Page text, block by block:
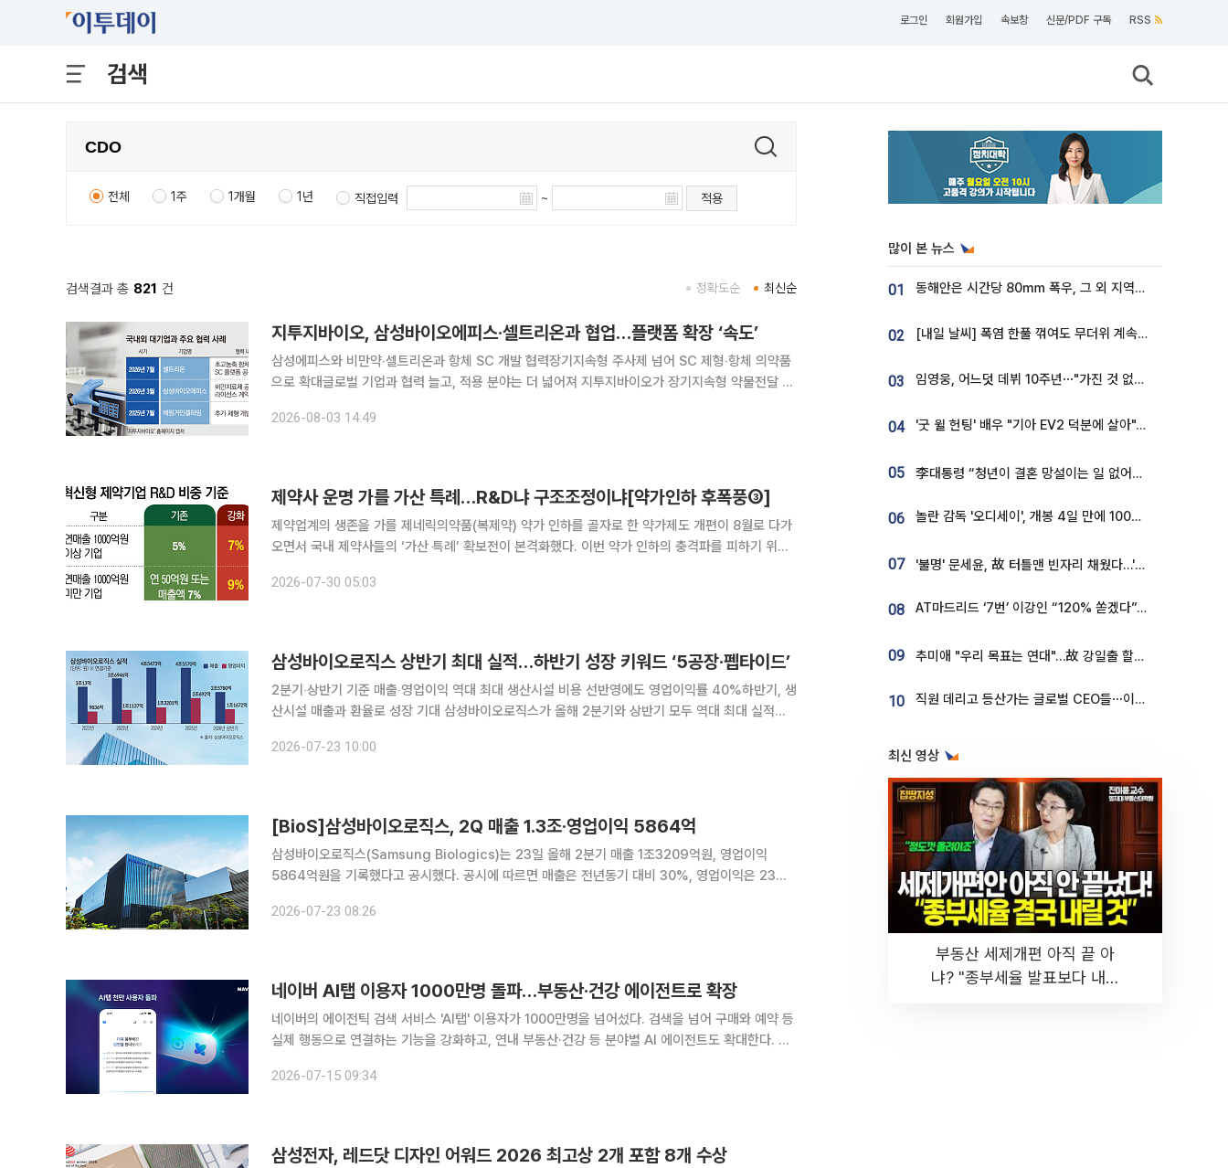
로그인 회원가입 속보창 신문/PDF 구독 RSS
검색
전체 1주 1개월 1년 직접입력 ~ 적용
검색결과 총 821 건 최신순
정확도순
지투지바이오, 삼성바이오에피스·셀트리온과 협업…플랫폼 확장 ‘속도’
삼성에피스와 비만약‧셀트리온과 항체 SC 개발 협력장기지속형 주사제 넘어 SC 제형‧항체 의약품
으로 확대글로벌 기업과 협력 늘고, 적용 분야는 더 넓어져 지투지바이오가 장기지속형 약물전달 플
심에서 항체의약품까지 넓히며 플랫폼 확장에 속도를 내는 모습이다.
2026-08-03 14:49
제약사 운명 가를 가산 특례…R&D냐 구조조정이냐[약가인하 후폭풍③]
제약업계의 생존을 가를 제네릭의약품(복제약) 약가 인하를 골자로 한 약가제도 개편이 8월로 다가
오면서 국내 제약사들의 ‘가산 특례’ 확보전이 본격화했다. 이번 약가 인하의 충격파를 피하기 위해
문턱이 높아져 기업들은 인수합병(M&A)과 연구개발(R&D) 지
2026-07-30 05:03
삼성바이오로직스 상반기 최대 실적…하반기 성장 키워드 ‘5공장·펩타이드’
2분기‧상반기 기준 매출‧영업이익 역대 최대 생산시설 비용 선반영에도 영업이익률 40%하반기, 생
산시설 매출과 환율로 성장 기대 삼성바이오로직스가 올해 2분기와 상반기 모두 역대 최대 실적을
의 투자 비용이 반영된 상황에서도 40%대 영업이익률을 유지했다.
2026-07-23 10:00
[BioS]삼성바이오로직스, 2Q 매출 1.3조·영업이익 5864억
삼성바이오로직스(Samsung Biologics)는 23일 올해 2분기 매출 1조3209억원, 영업이익
5864억원을 기록했다고 공시했다. 공시에 따르면 매출은 전년동기 대비 30%, 영업이익은 23%
측은 설명했다. 영업이익률은 5공장 및 미국 록빌 생
2026-07-23 08:26
네이버 AI탭 이용자 1000만명 돌파…부동산·건강 에이전트로 확장
네이버의 에이전틱 검색 서비스 'AI탭' 이용자가 1000만명을 넘어섰다. 검색을 넘어 구매와 예약 등
실제 행동으로 연결하는 기능을 강화하고, 연내 부동산·건강 등 분야별 AI 에이전트도 확대한다. 네
버 서비스와 AI를 결합한 대화형 검색 서비스다.
2026-07-15 09:34
삼성전자, 레드닷 디자인 어워드 2026 최고상 2개 포함 8개 수상
많이 본 뉴스
01 동해안은 시간당 80㎜ 폭우, 그 외 지역은 폭염…‘극과 극 날씨’
02 [내일 날씨] 폭염 한풀 꺾여도 무더위 계속⋯동해안 이틀 연속 비
03 임영웅, 어느덧 데뷔 10주년⋯"가진 것 없던 시절, 내 앞엔 20명의 팬뿐"
04 '굿 윌 헌팅' 배우 "기아 EV2 덕분에 살아"…교통사고 후 안전성 극찬
05 李대통령 “청년이 결혼 망설이는 일 없어야...제도상 불이익 조사”
06 놀란 감독 '오디세이', 개봉 4일 만에 100만 돌파⋯'왕사남' 보다 빠르다
07 '불명' 문세윤, 故 터틀맨 빈자리 채웠다…'거북이' 눈물의 최종 우승
08 AT마드리드 ‘7번’ 이강인 “120% 쏟겠다”⋯시메오네 감독 “필요한 선수”
09 추미애 "우리 목표는 연대"…故 강일출 할머니 흉상 제막
10 직원 데리고 등산가는 글로벌 CEO들⋯이유 있었네
최신 영상
부동산 세제개편 아직 끝 아
냐? "종부세율 발표보다 내릴